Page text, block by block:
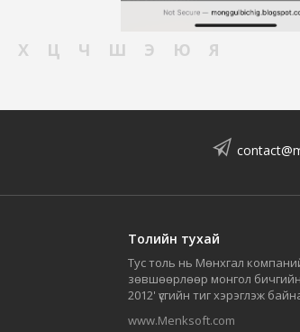
Х Ц Ч Ш Э Ю Я
Толийн тухай
Тус толь нь Мөнхгал
зөвшөөрлөөр монгол
2012' үсгийн тиг хэрэглэж
www.Menksoft.com